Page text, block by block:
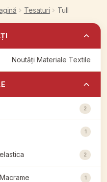
Tesaturi Tull
Noutăți Materiale Textile
2
1
2
1